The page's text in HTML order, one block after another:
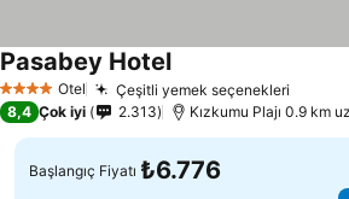
4 Yıldız Otel Çeşitli yemek seçenekleri
Pasabey Hotel
8,4 Çok iyi 2.313 Kızkumu Plajı 0.9 km
Başlangıç Fiyatı ₺6.776